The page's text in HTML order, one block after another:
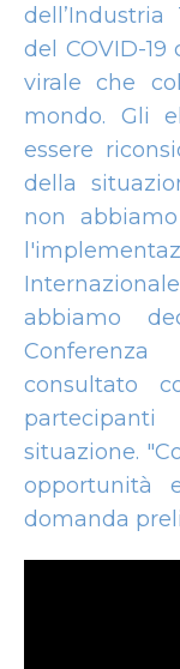
del COVID-
virale che
mondo. Gli
essere
della
non
abbiamo
consultato
situazione.
opportunità
domanda